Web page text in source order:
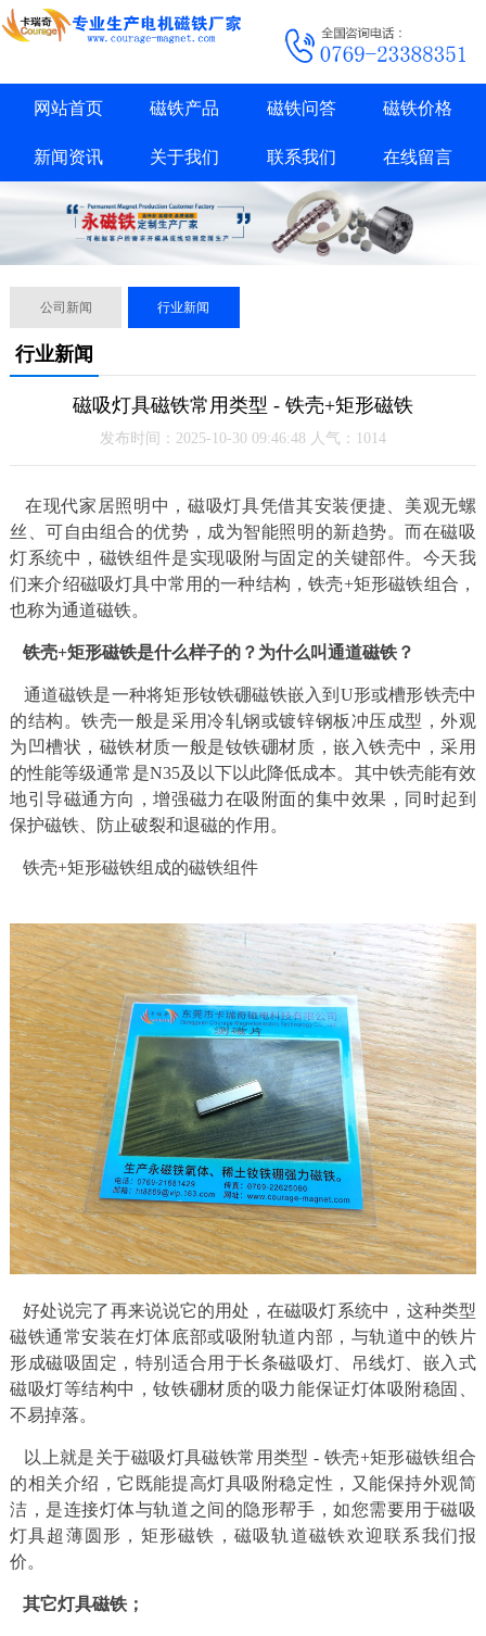
网站首页 磁铁产品 磁铁问答 磁铁价格
新闻资讯 关于我们 联系我们 在线留言
公司新闻 行业新闻
行业新闻
磁吸灯具磁铁常用类型 - 铁壳+矩形磁铁
发布时间：2025-10-30 09:46:48 人气：1014
在现代家居照明中，磁吸灯具凭借其安装便捷、美观无螺
丝、可自由组合的优势，成为智能照明的新趋势。而在磁吸
灯系统中，磁铁组件是实现吸附与固定的关键部件。今天我
们来介绍磁吸灯具中常用的一种结构，铁壳+矩形磁铁组合，
也称为通道磁铁。
铁壳+矩形磁铁是什么样子的？为什么叫通道磁铁？
通道磁铁是一种将矩形钕铁硼磁铁嵌入到U形或槽形铁壳中
的结构。铁壳一般是采用冷轧钢或镀锌钢板冲压成型，外观
为凹槽状，磁铁材质一般是钕铁硼材质，嵌入铁壳中，采用
的性能等级通常是N35及以下以此降低成本。其中铁壳能有效
地引导磁通方向，增强磁力在吸附面的集中效果，同时起到
保护磁铁、防止破裂和退磁的作用。
铁壳+矩形磁铁组成的磁铁组件
好处说完了再来说说它的用处，在磁吸灯系统中，这种类型
磁铁通常安装在灯体底部或吸附轨道内部，与轨道中的铁片
形成磁吸固定，特别适合用于长条磁吸灯、吊线灯、嵌入式
磁吸灯等结构中，钕铁硼材质的吸力能保证灯体吸附稳固、
不易掉落。
以上就是关于磁吸灯具磁铁常用类型 - 铁壳+矩形磁铁组合
的相关介绍，它既能提高灯具吸附稳定性，又能保持外观简
洁，是连接灯体与轨道之间的隐形帮手，如您需要用于磁吸
灯具超薄圆形，矩形磁铁，磁吸轨道磁铁欢迎联系我们报
价。
其它灯具磁铁；